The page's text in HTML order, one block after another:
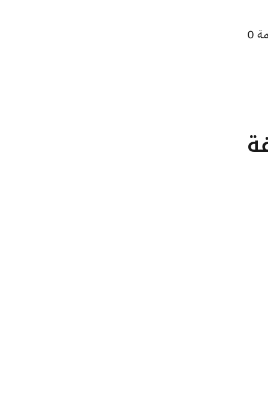
وسجل سعر الأونصة بالدولار انخفاضًا ليصل إلى 4546.9 جنيهًا للبيع و0 جنيهًا للشراء، منخفضًا بقيمة 0